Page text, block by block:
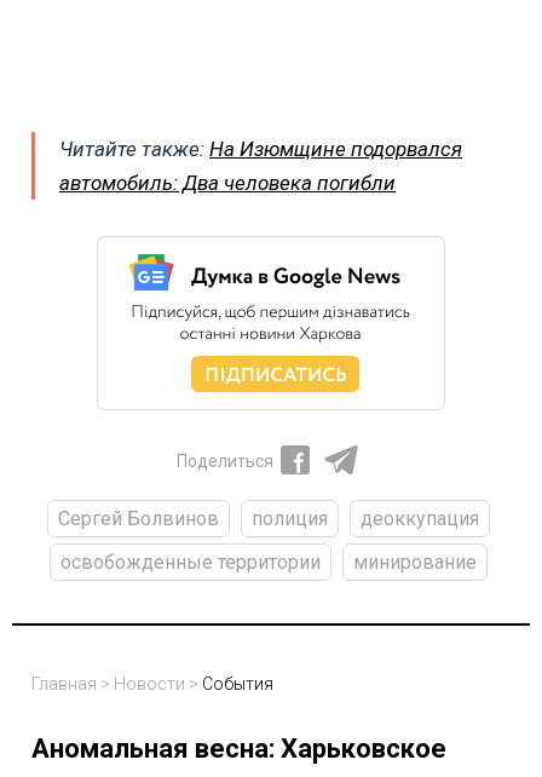
Читайте также: На Изюмщине подорвался
автомобиль: Два человека погибли
Поделиться
Сергей Болвинов полиция
деоккупация
освобожденные территории
минирование
Главная > Новости > События
Аномальная весна: Харьковское